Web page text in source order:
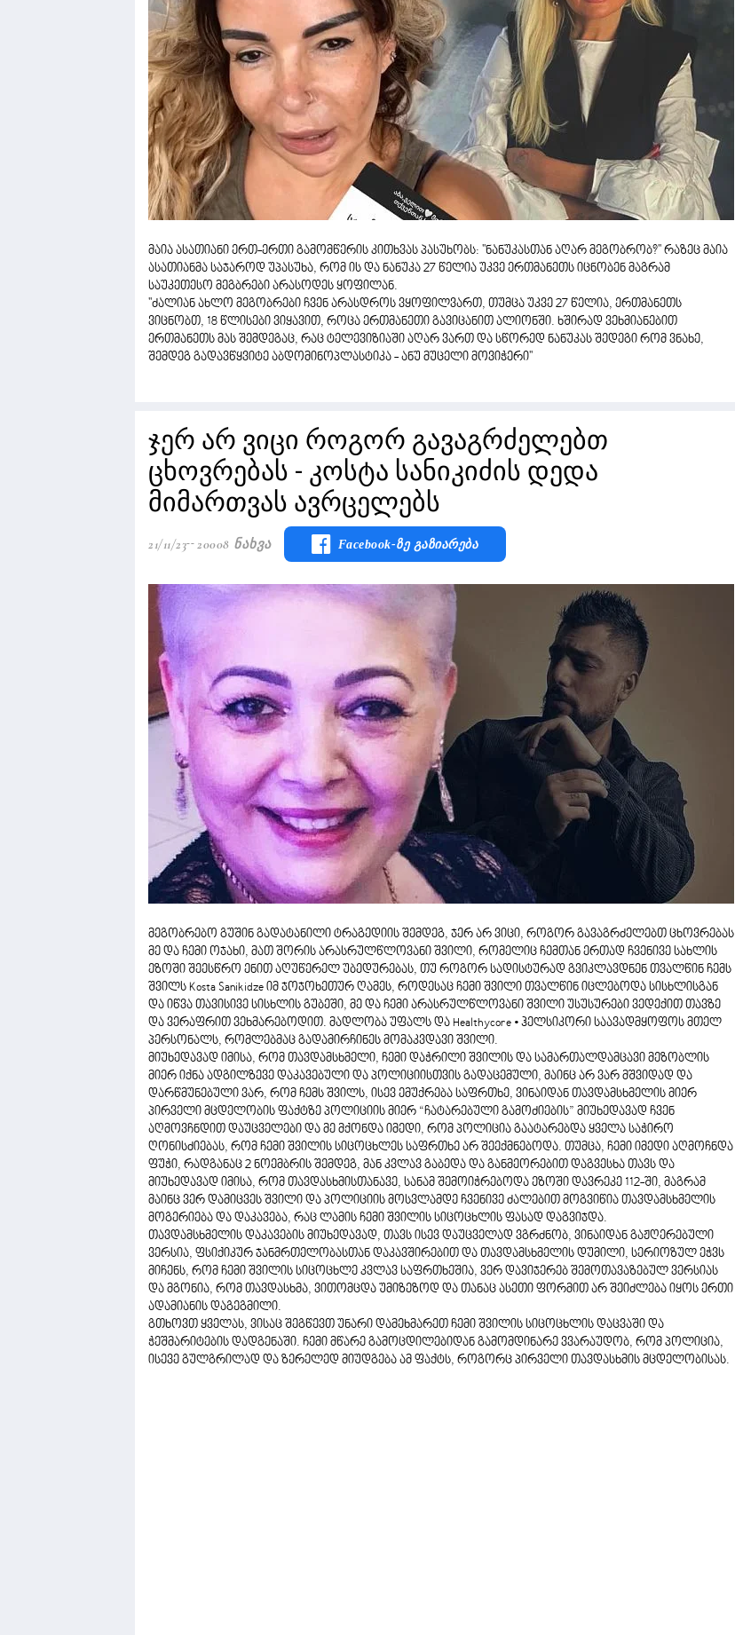
მაია ასათიანი ერთ-ერთი გამომწერის კითხვას პასუხობს: ''ნანუკასთან აღარ მეგობრობ?'' რაზეც მაია
ასათიანმა საჯაროდ უპასუხა, რომ ის და ნანუკა 27 წელია უკვე ერთმანეთს იცნობენ მაგრამ
საუკეთესო მეგბრები არასოდეს ყოფილან.
''ძალიან ახლო მეგობრები ჩვენ არასდროს ვყოფილვართ, თუმცა უკვე 27 წელია, ერთმანეთს
ვიცნობთ, 18 წლისები ვიყავით, როცა ერთმანეთი გავიცანით ალიონში. ხშირად ვეხმიანებით
ერთმანეთს მას შემდეგაც, რაც ტელევიზიაში აღარ ვართ და სწორედ ნანუკას შედეგი რომ ვნახე,
შემდეგ გადავწყვიტე აბდომინოპლასტიკა - ანუ მუცელი მოვიჭერი''
ჯერ არ ვიცი როგორ გავაგრძელებთ
ცხოვრებას - კოსტა სანიკიძის დედა
მიმართვას ავრცელებს
21/11/23 20008 Ნახვა Facebook-Ზე Გაზიარება
მეგობრებო გუშინ გადატანილი ტრაგედიის შემდეგ, ჯერ არ ვიცი, როგორ გავაგრძელებთ ცხოვრებას
მე და ჩემი ოჯახი, მათ შორის არასრულწლოვანი შვილი, რომელიც ჩემთან ერთად ჩვენივე სახლის
ეზოში შეესწრო ენით აღუწერელ უბედურებას, თუ როგორ სადისტურად გვიკლავდნენ თვალწინ ჩემს
შვილს Kosta Sanikidze იმ ჯოჯოხეთურ ღამეს, როდესაც ჩემი შვილი თვალწინ იცლებოდა სისხლისგან
და იწვა თავისივე სისხლის გუბეში, მე და ჩემი არასრულწლოვანი შვილი უსუსურები ვედექით თავზე
და ვერაფრით ვეხმარებოდით. მადლობა უფალს და Healthycore • ჰელსიკორი საავადმყოფოს მთელ
პერსონალს, რომლებმაც გადამირჩინეს მომაკვდავი შვილი.
მიუხედავად იმისა, რომ თავდამსხმელი, ჩემი დაჭრილი შვილის და სამართალდამცავი მეზობლის
მიერ იქნა ადგილზევე დაკავებული და პოლიციისთვის გადაცემული, მაინც არ ვარ მშვიდად და
დარწმუნებული ვარ, რომ ჩემს შვილს, ისევ ემუქრება საფრთხე, ვინაიდან თავდამსხმელის მიერ
პირველი მცდელობის ფაქტზე პოლიციის მიერ “ჩატარებული გამოძიების” მიუხედავად ჩვენ
აღმოვჩნდით დაუცველები და მე მქონდა იმედი, რომ პოლიცია გაატარებდა ყველა საჭირო
ღონისძიებას, რომ ჩემი შვილის სიცოცხლეს საფრთხე არ შეექმნებოდა. თუმცა, ჩემი იმედი აღმოჩნდა
ფუჭი, რადგანაც 2 ნოემბრის შემდეგ, მან კვლავ გაბედა და განმეორებით დაგვესხა თავს და
მიუხედავად იმისა, რომ თავდასხმისთანავე, სანამ შემოიჭრებოდა ეზოში დავრეკე 112-ში, მაგრამ
მაინც ვერ დამიცვეს შვილი და პოლიციის მოსვლამდე ჩვენივე ძალებით მოგვიწია თავდამსხმელის
მოგერიება და დაკავება, რაც ლამის ჩემი შვილის სიცოცხლის ფასად დაგვიჯდა.
თავდამსხმელის დაკავების მიუხედავად, თავს ისევ დაუცველად ვგრძნობ, ვინაიდან გაჟღერებული
ვერსია, ფსიქიკურ ჯანმრთელობასთან დაკავშირებით და თავდამსხმელის დუმილი, სერიოზულ ეჭვს
მიჩენს, რომ ჩემი შვილის სიცოცხლე კვლავ საფრთხეშია, ვერ დავიჯერებ შემოთავაზებულ ვერსიას
და მგონია, რომ თავდასხმა, ვითომცდა უმიზეზოდ და თანაც ასეთი ფორმით არ შეიძლება იყოს ერთი
ადამიანის დაგეგმილი.
გთხოვთ ყველას, ვისაც შეგწევთ უნარი დამეხმარეთ ჩემი შვილის სიცოცხლის დაცვაში და
ჭეშმარიტების დადგენაში. ჩემი მწარე გამოცდილებიდან გამომდინარე ვვარაუდობ, რომ პოლიცია,
ისევე გულგრილად და ზერელედ მიუდგება ამ ფაქტს, როგორც პირველი თავდასხმის მცდელობისას.